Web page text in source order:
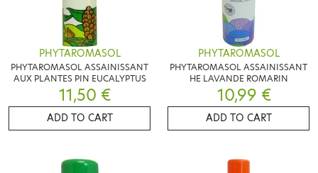
PHYTAROMASOL
PHYTAROMASOL ASSAINISSANT
AUX PLANTES PIN EUCALYPTUS
11,50 €
ADD TO CART
PHYTAROMASOL
PHYTAROMASOL ASSAINISSANT
HE LAVANDE ROMARIN
10,99 €
ADD TO CART